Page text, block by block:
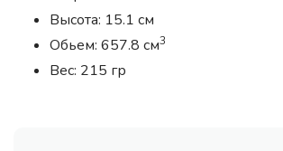
Высота: 15.1 см
Обьем: 657.8 см3
Вес: 215 гр